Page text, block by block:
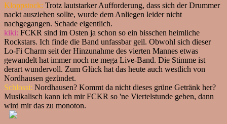
Kloppstock: Trotz lautstarker Aufforderung, dass sich der Drummer
nackt ausziehen sollte, wurde dem Anliegen leider nicht
nachgegangen. Schade eigentlich.
kiki: FCKR sind im Osten ja schon so ein bisschen heimliche
Rockstars. Ich finde die Band unfassbar geil. Obwohl sich dieser
Lo-Fi Charm seit der Hinzunahme des vierten Mannes etwas
gewandelt hat immer noch ne mega Live-Band. Die Stimme ist
derart wundervoll. Zum Glück hat das heute auch westlich von
Nordhausen gezündet.
Schlossi: Nordhausen? Kommt da nicht dieses grüne Getränk her?
Musikalisch kann ich mir FCKR so 'ne Viertelstunde geben, dann
wird mir das zu monoton.